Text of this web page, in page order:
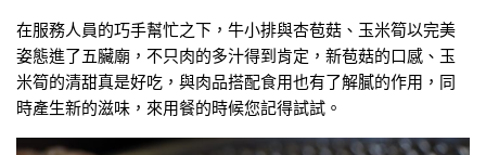
在服務人員的巧手幫忙之下，牛小排與杏苞菇、玉米筍以完美
姿態進了五臟廟，不只肉的多汁得到肯定，新苞菇的口感、玉
米筍的清甜真是好吃，與肉品搭配食用也有了解膩的作用，同
時產生新的滋味，來用餐的時候您記得試試。